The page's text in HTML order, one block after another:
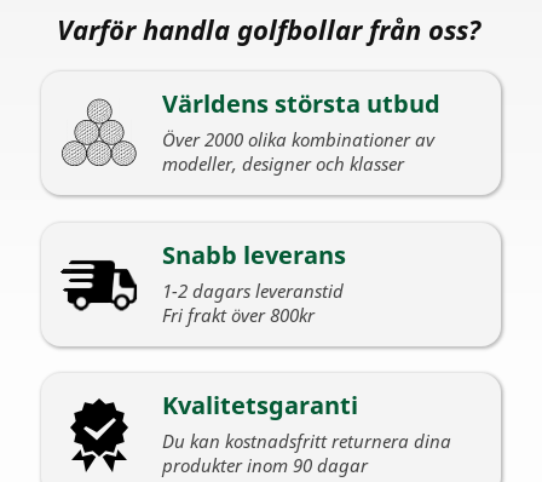
Varför handla golfbollar från oss?
Världens största utbud
Över 2000 olika kombinationer av
modeller, designer och klasser
Snabb leverans
1-2 dagars leveranstid
Fri frakt över 800kr
Kvalitetsgaranti
Du kan kostnadsfritt returnera dina
produkter inom 90 dagar